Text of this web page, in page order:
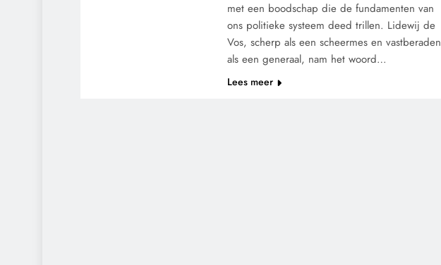
met een boodschap die de fundamenten van
ons politieke systeem deed trillen. Lidewij de
Vos, scherp als een scheermes en vastberaden
als een generaal, nam het woord…
Lees meer